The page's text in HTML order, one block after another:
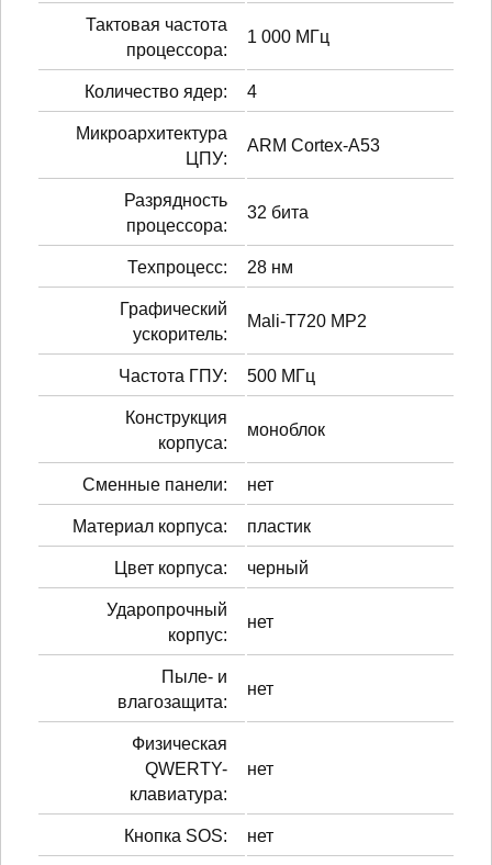
Тактовая частота
процессора:
1 000 МГц
Количество ядер: 4
Микроархитектура
ЦПУ:
ARM Cortex-A53
Разрядность
процессора:
32 бита
Техпроцесс: 28 нм
Графический
ускоритель:
Mali-T720 MP2
Частота ГПУ: 500 МГц
Конструкция
корпуса:
моноблок
Сменные панели: нет
Материал корпуса: пластик
Цвет корпуса: черный
Ударопрочный
корпус:
нет
Пыле- и
влагозащита:
нет
Физическая
QWERTY-
клавиатура:
нет
Кнопка SOS: нет